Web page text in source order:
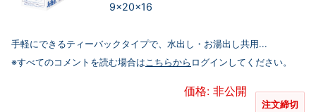
9×20×16
手軽にできるティーバックタイプで、水出し・お湯出し共用...
※すべてのコメントを読む場合はこちらから ログインしてください。
価格: 非公開
注文締切